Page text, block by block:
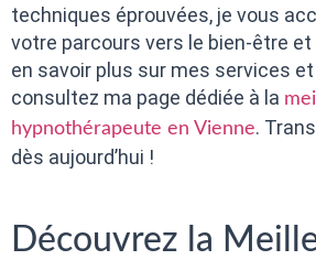
techniques éprouvées, je vous
votre parcours vers le bien-être et
en savoir plus sur mes services
consultez ma page dédiée à la
hypnothérapeute en Vienne.
dès aujourd’hui !
Découvrez la